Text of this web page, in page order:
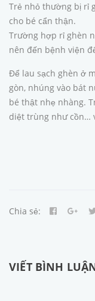
Trẻ nhỏ thường bị rỉ
cho bé cẩn thận.
Trường hợp rỉ ghèn
nên đến bệnh viện
Để lau sạch ghèn ở
gòn, nhúng vào bát
bé thật nhẹ nhàng.
diệt trùng như cồn…
Chia sẻ:
VIẾT BÌNH